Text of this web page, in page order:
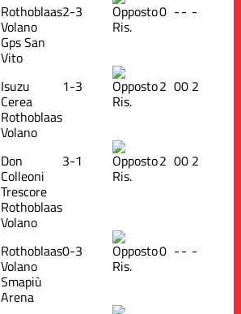
Rothoblaas
Volano
Gps San
Vito
2-3
Ris.
0 -- -
Isuzu
Cerea
Rothoblaas
Volano
1-3
Ris.
2 00 2
Don
Colleoni
Trescore
Rothoblaas
Volano
3-1
Ris.
2 00 2
Rothoblaas
Volano
Smapiù
Arena
0-3
Ris.
0 -- -